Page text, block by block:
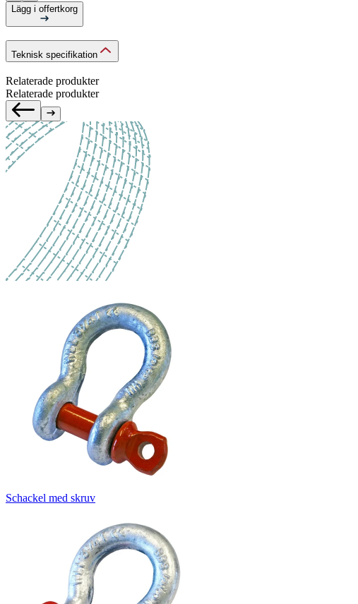
Lägg i offertkorg
Teknisk specifikation
Relaterade produkter
Relaterade produkter
Schackel med skruv